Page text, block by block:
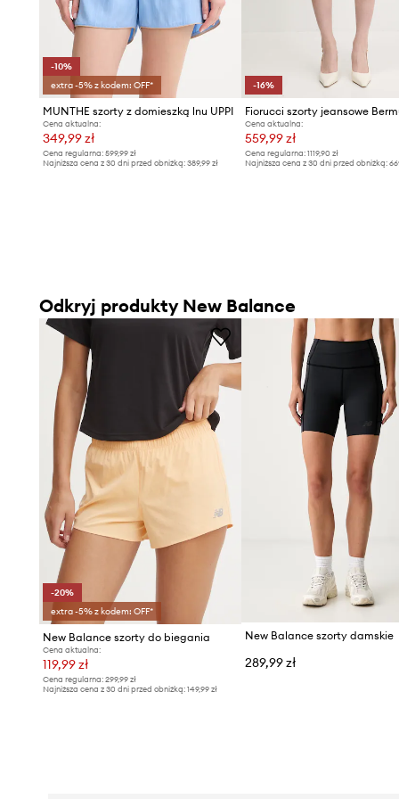
-10%
extra -5% z kodem: OFF*
MUNTHE szorty z domieszką lnu UPPI
Cena aktualna:
349,99 zł
Cena regularna: 599,99 zł
Najniższa cena z 30 dni przed obniżką: 389,99 zł
-16%
Cena aktualna:
559,99 zł
Cena regularna:1119,90 zł
Najniższa cena z 30 dni przed obniżką:
Odkryj produkty New Balance
-20%
extra -5% z kodem: OFF*
New Balance szorty do biegania
Cena aktualna:
119,99 zł
Cena regularna: 299,99 zł
Najniższa cena z 30 dni przed obniżką: 149,99 zł
New Balance szorty damskie
289,99 zł